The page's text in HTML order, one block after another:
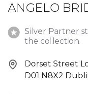
ANGELO
Silver Partner
the collection.
Dorset Street
D01 N8X2